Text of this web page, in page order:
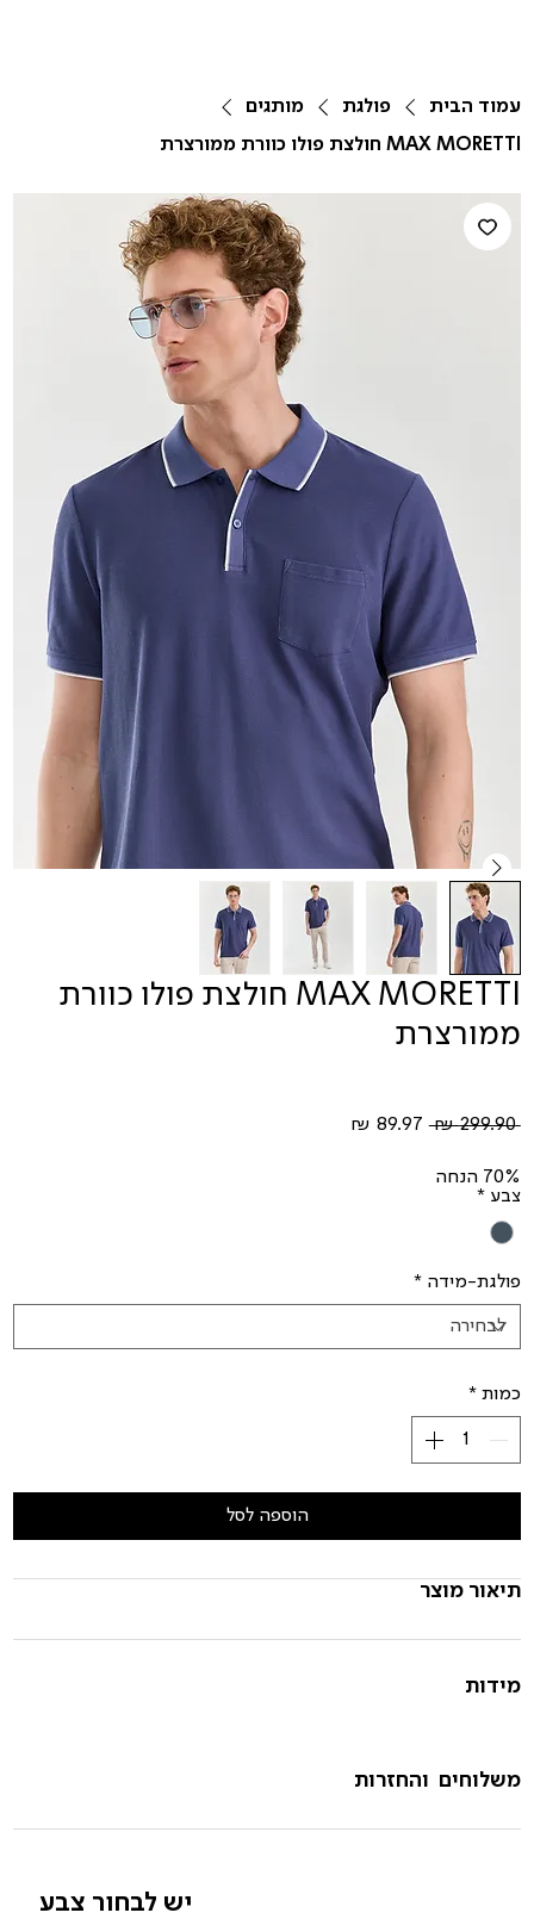
עמוד הבית פולגת
מותגים
MAX MORETTI חולצת פולו כוורת ממורצרת
MAX MORETTI חולצת פולו כוורת
ממורצרת
‏299.90 ‏₪
מחיר
70% הנחה
צבע *
פולגת-מידה *
כמות *
הוספה לסל
תיאור מוצר
מידות
משלוחים והחזרות
יש לבחור צבע